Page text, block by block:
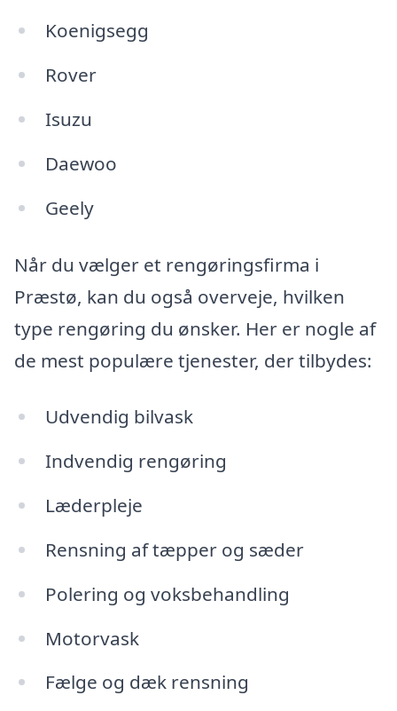
Koenigsegg
Rover
Isuzu
Daewoo
Geely
Når du vælger et rengøringsfirma i
Præstø, kan du også overveje, hvilken
type rengøring du ønsker. Her er nogle af
de mest populære tjenester, der tilbydes:
Udvendig bilvask
Indvendig rengøring
Læderpleje
Rensning af tæpper og sæder
Polering og voksbehandling
Motorvask
Fælge og dæk rensning